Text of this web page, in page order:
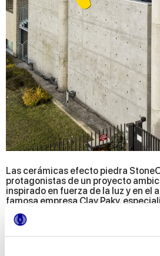
Las cerámicas efecto piedra
protagonistas de un proyecto
inspirado en fuerza de la luz y en el
famosa empresa Clay Paky,
de sistemas de iluminación para los
internacionales, quería instaurar un
concentrar todas las actividades de